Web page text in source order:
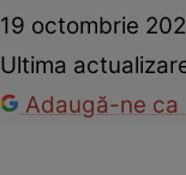
19 octombrie
Ultima
Adaugă-ne ca